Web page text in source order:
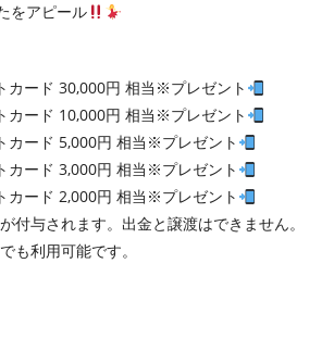
をアピール
カード 30,000円 相当※プレゼント
カード 10,000円 相当※プレゼント
カード 5,000円 相当※プレゼント
カード 3,000円 相当※プレゼント
カード 2,000円 相当※プレゼント
付与されます。出金と譲渡はできません。
も利用可能です。